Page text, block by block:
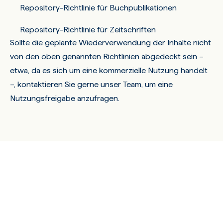
Repository-Richtlinie für Buchpublikationen
Repository-Richtlinie für Zeitschriften
Sollte die geplante Wiederverwendung der Inhalte nicht
von den oben genannten Richtlinien abgedeckt sein –
etwa, da es sich um eine kommerzielle Nutzung handelt
–, kontaktieren Sie gerne unser Team, um eine
Nutzungsfreigabe anzufragen.